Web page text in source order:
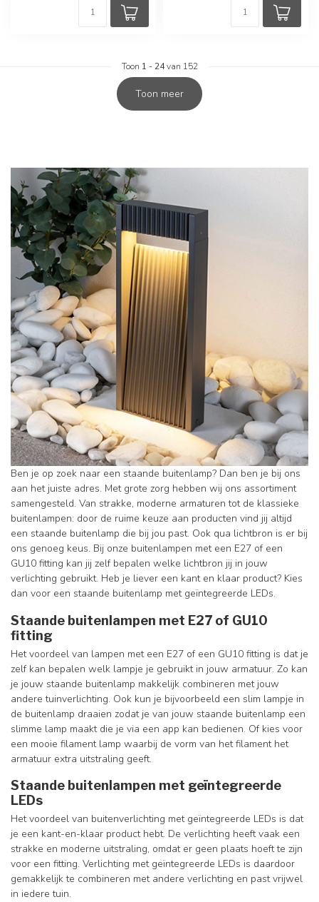
Toon 1 - 24van 152
Toon meer
Ben je op zoek naar een staande buitenlamp? Dan ben je bij ons
aan het juiste adres. Met grote zorg hebben wij ons assortiment
samengesteld. Van strakke, moderne armaturen tot de klassieke
buitenlampen: door de ruime keuze aan producten vind jij altijd
een staande buitenlamp die bij jou past. Ook qua lichtbron is er bij
ons genoeg keus. Bij onze buitenlampen met een E27 of een
GU10 fitting kan jij zelf bepalen welke lichtbron jij in jouw
verlichting gebruikt. Heb je liever een kant en klaar product? Kies
dan voor een staande buitenlamp met geïntegreerde LEDs.
Staande buitenlampen met E27 of GU10
fitting
Het voordeel van lampen met een E27 of een GU10 fitting is dat je
zelf kan bepalen welk lampje je gebruikt in jouw armatuur. Zo kan
je jouw staande buitenlamp makkelijk combineren met jouw
andere tuinverlichting. Ook kun je bijvoorbeeld een slim lampje in
de buitenlamp draaien zodat je van jouw staande buitenlamp een
slimme lamp maakt die je via een app kan bedienen. Of kies voor
een mooie filament lamp waarbij de vorm van het filament het
armatuur extra uitstraling geeft.
Staande buitenlampen met geïntegreerde
LEDs
Het voordeel van buitenverlichting met geïntegreerde LEDs is dat
je een kant-en-klaar product hebt. De verlichting heeft vaak een
strakke en moderne uitstraling, omdat er geen plaats hoeft te zijn
voor een fitting. Verlichting met geïntegreerde LEDs is daardoor
gemakkelijk te combineren met andere verlichting en past vrijwel
in iedere tuin.